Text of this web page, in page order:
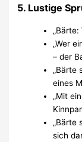
5. Lustige
„Wer
– der
„Bärte
eines
„Mit
„Bärte
sich